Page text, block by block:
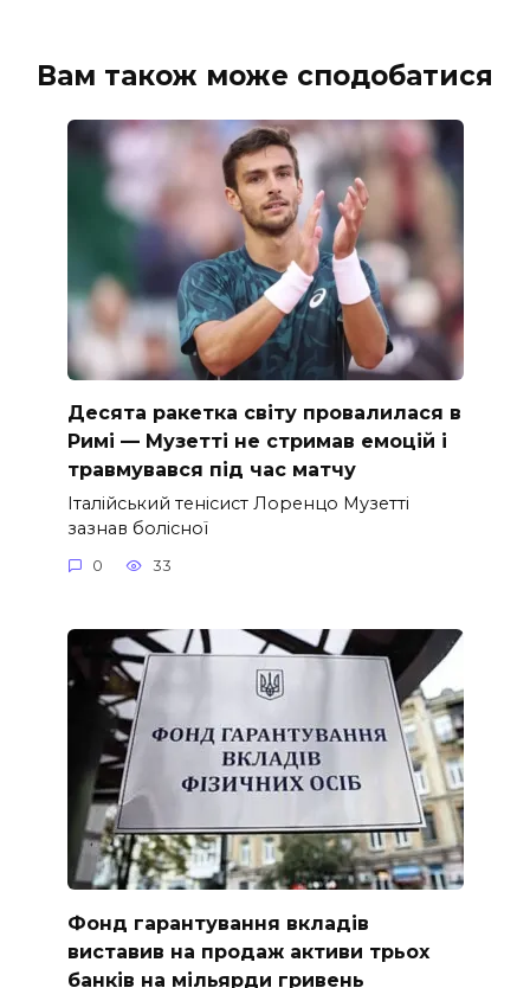
Вам також може сподобатися
Десята ракетка світу провалилася в
Римі — Музетті не стримав емоцій і
травмувався під час матчу
Італійський тенісист Лоренцо Музетті
зазнав болісної
0 33
Фонд гарантування вкладів
виставив на продаж активи трьох
банків на мільярди гривень